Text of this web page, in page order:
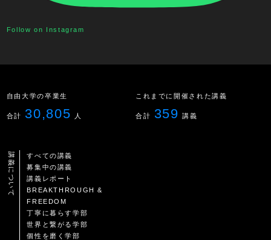
Follow on Instagram
自由大学の卒業生
合計 30,805 人
これまでに開催された講義
合計 359 講義
講義について
すべての講義
募集中の講義
講義レポート
BREAKTHROUGH &
FREEDOM
丁寧に暮らす学部
世界と繋がる学部
個性を磨く学部